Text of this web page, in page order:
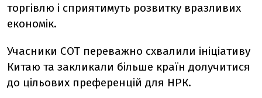
торгівлю і сприятимуть розвитку вразливих
економік.
Учасники СОТ переважно схвалили ініціативу
Китаю та закликали більше країн долучитися
до цільових преференцій для НРК.